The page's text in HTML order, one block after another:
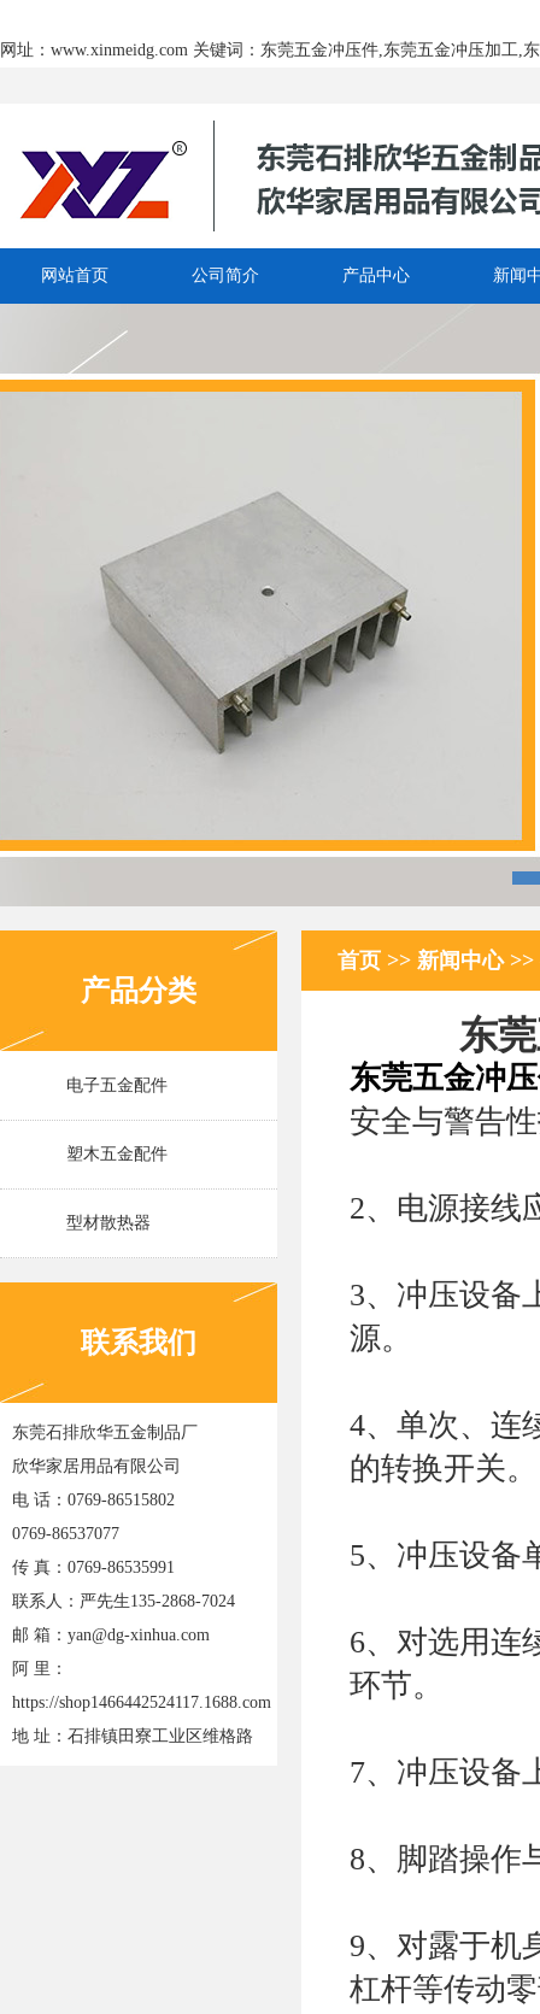
网址：www.xinmeidg.com 关键词：东莞五金冲压件,东莞五金冲压加工
网站首页 公司简介 产品中心 新闻
产品分类
电子五金配件
塑木五金配件
型材散热器
联系我们
东莞石排欣华五金制品厂
欣华家居用品有限公司
电 话：0769-86515802
0769-86537077
传 真：0769-86535991
联系人：严先生135-2868-7024
邮 箱：yan@dg-xinhua.com
阿 里：
https://shop1466442524117.1688.com
地 址：石排镇田寮工业区维格路
首页 >> 新闻中心>>
东
东莞五金冲
安全与警告
2、电源接线
3、冲压设备
源。
4、单次、连
的转换开关。
5、冲压设备
6、对选用连
环节。
7、冲压设备
8、脚踏操作
9、对露于机
杠杆等传动